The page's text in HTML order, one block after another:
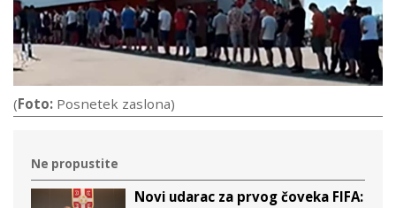
(Foto: Posnetek zaslona)
Ne propustite
Novi udarac za prvog čoveka FIFA: